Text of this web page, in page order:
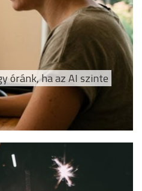
óránk, ha az AI szinte